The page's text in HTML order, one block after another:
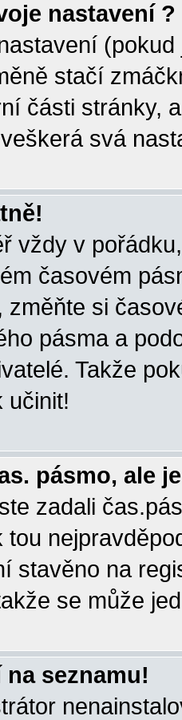
nastavení ?
stačí
části stránky,
svá
vždy v
časovém
změňte si
pásma a
Takže
učinit!
pásmo, ale
zadali
tou
stavěno na
se může
seznamu!